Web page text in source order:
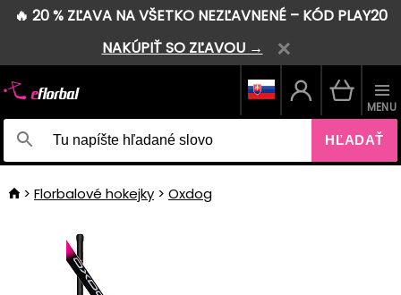
🔥 20 % ZĽAVA NA VŠETKO NEZĽAVNENÉ – KÓD PLAY20
NAKÚPIŤ SO ZĽAVOU →
HĽADAŤ
MENU
Florbalové hokejky Oxdog